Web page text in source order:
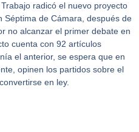
radicó el nuevo proyecto
Séptima de Cámara, después de
no alcanzar el primer debate en
cuenta con 92 artículos
el anterior, se espera que en
opinen los partidos sobre el
en ley.